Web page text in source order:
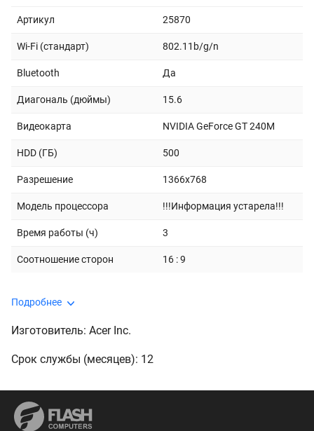
Артикул 25870
Wi-Fi (стандарт) 802.11b/g/n
Bluetooth Да
Диагональ (дюймы) 15.6
Видеокарта NVIDIA GeForce GT 240M
HDD (ГБ) 500
Разрешение 1366x768
Модель процессора !!!Информация устарела!!!
Время работы (ч) 3
Соотношение сторон 16 : 9
Подробнее
Изготовитель: Acer Inc.
Срок службы (месяцев): 12